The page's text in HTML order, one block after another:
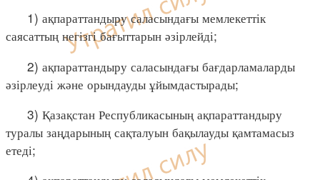
1) ақпараттандыру саласындағы мемлекеттік
саясаттың негізгі бағыттарын әзірлейді;
2) ақпараттандыру саласындағы бағдарламаларды
әзірлеуді және орындауды ұйымдастырады;
3) Қазақстан Республикасының ақпараттандыру
туралы заңдарының сақталуын бақылауды қамтамасыз
етеді;